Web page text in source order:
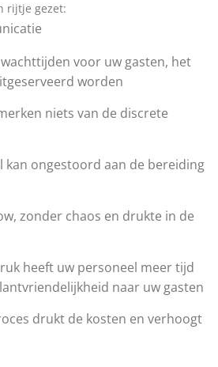
rijtje gezet:
voor uw gasten, het
worden
niets van de discrete
kan ongestoord aan de bereiding
zonder chaos en drukte in de
heeft uw personeel meer tijd
naar uw gasten
drukt de kosten en verhoogt